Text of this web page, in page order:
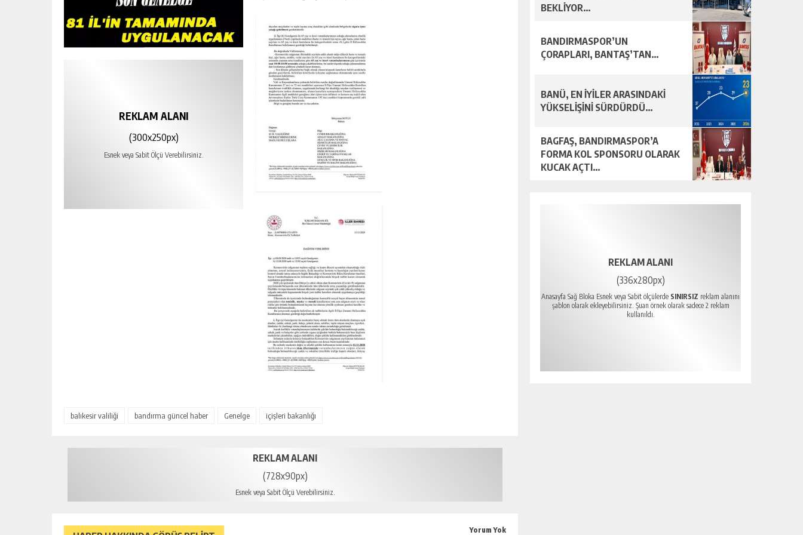
REKLAM ALANI
(300x250px)
Esnek veya Sabit Ölçü Verebilirsiniz.
balıkesir valiliği bandırma güncel haber Genelge içişleri bakanlığı
REKLAM ALANI
(728x90px)
Esnek veya Sabit Ölçü Verebilirsiniz.
Yorum Yok
BEKLİYOR…
BANDIRMASPOR’UN
ÇORAPLARI, BANTAŞ’TAN…
BANÜ, EN İYİLER ARASINDAKİ
YÜKSELİŞİNİ SÜRDÜRDÜ…
BAGFAŞ, BANDIRMASPOR’A
FORMA KOL SPONSORU OLARAK
KUCAK AÇTI…
REKLAM ALANI
(336x280px)
Anasayfa Sağ Bloka Esnek veya Sabit ölçülerde SINIRSIZ reklam alanını
şablon olarak ekleyebilirsiniz. Şuan örnek olarak sadece 2 reklam
kullanıldı.